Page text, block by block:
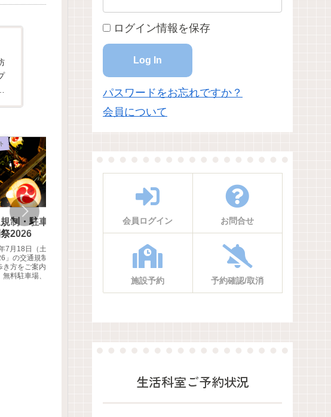
制・駐車場案内 | 小田
2026
7月18日（土）開催「小田祇園
」の交通規制・駐車場・会場ま
き方をご案内します。交通規制
無料駐車場、Googleマップ、会
小田城夏の陣2026 ～水鉄砲
合戦～ 開催のご案内
つくば市小田の小田城跡歴史ひろばで
「小田城 夏の陣2026 ～水鉄砲合戦
～」を開催。白Tシャツバトルや御城
印づくりも楽しめます。
おやこであそぼう
加者募集
む夏の作品づくり体験で
にも、夏休みの思い出づ
すめ。小田小交流プラザ
で開催します。
ログイン情報を保存
パスワードをお忘れですか？
会員について
会員ログイン お問合せ
施設予約 予約確認/取消
生活科室ご予約状況